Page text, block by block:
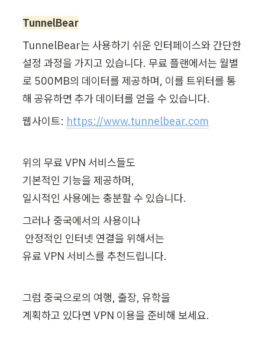
TunnelBear
TunnelBear는 사용하기 쉬운 인터페이스와 간단한
설정 과정을 가지고 있습니다. 무료 플랜에서는 월별
로 500MB의 데이터를 제공하며, 이를 트위터를 통
해 공유하면 추가 데이터를 얻을 수 있습니다.
웹사이트: https://www.tunnelbear.com
위의 무료 VPN 서비스들도
기본적인 기능을 제공하며,
일시적인 사용에는 충분할 수 있습니다.
그러나 중국에서의 사용이나
유료 VPN 서비스를 추천드립니다.
그럼 중국으로의 여행, 출장, 유학을
계획하고 있다면 VPN 이용을 준비해 보세요.